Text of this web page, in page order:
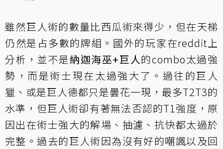
雖然巨人術的數量比西瓜術來得少，但在天梯
仍然是占多數的牌組。國外的玩家在reddit上
分析，並不是納迦海巫+巨人的combo太過強
勢，而是術士現在太過強大了。過往的巨人
獵、或是巨人德都只是曇花一現，最多T2T3的
水準，但巨人術卻有著無法否認的T1強度，原
因出在術士強大的解場、抽濾、抗快都太過於
完整。過去的巨人術因為沒有好的嘲諷以及回